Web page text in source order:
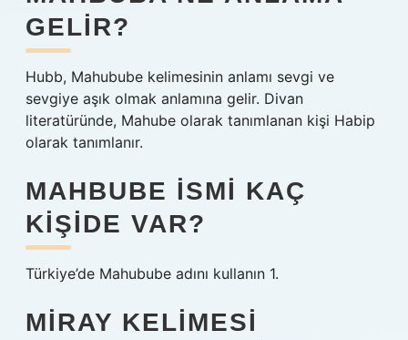
GELIR?
Hubb, Mahubube kelimesinin anlamı sevgi ve
sevgiye aşık olmak anlamına gelir. Divan
literatüründe, Mahube olarak tanımlanan kişi Habip
olarak tanımlanır.
MAHBUBE ISMI KAÇ
KIŞIDE VAR?
Türkiye’de Mahubube adını kullanın 1.
MIRAY KELIMESI